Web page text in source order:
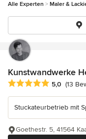
Alle Experten Maler &
Kunstwandwerke
Durchschnittliche
5,0 (13
Stuckateurbetrieb mit
Goethestr. 5, 41564